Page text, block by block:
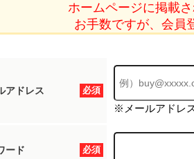
ホームページに掲載
お手数ですが、会員
必須
アドレス
※メールアドレ
必須
ード